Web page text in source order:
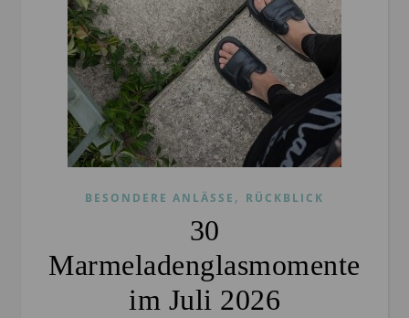
BESONDERE ANLÄSSE , RÜCKBLICK
30
Marmeladenglasmomente
im Juli 2026